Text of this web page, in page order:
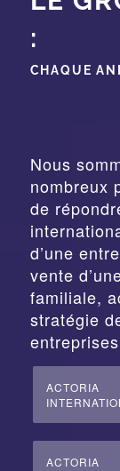
:
CHAQUE
Nous
nombreux
de
d’une
vente
familiale,
stratégie
ACTORIA
ACTORIA